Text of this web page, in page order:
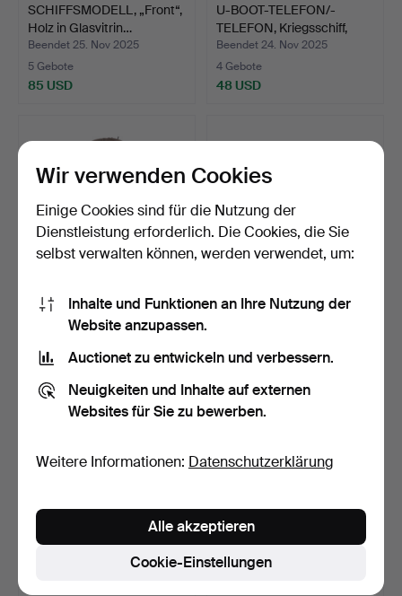
SCHIFFSMODELL, „Front“,
Holz in Glasvitrin…
Beendet 25. Nov 2025
5 Gebote
85 USD
U-BOOT-TELEFON/-
TELEFON, Kriegsschiff,
USA…
Beendet 24. Nov 2025
4 Gebote
48 USD
Kaffeeröster mit
Sturmkocher Radius, 20.
J…
35 Gebote
741 USD
Schiffsmodell, „Nancy“,
58 USD
Wir verwenden Cookies
Einige Cookies sind für die Nutzung der
Dienstleistung erforderlich. Die Cookies, die Sie
selbst verwalten können, werden verwendet, um:
Inhalte und Funktionen an Ihre Nutzung der
Website anzupassen.
Auctionet zu entwickeln und verbessern.
Neuigkeiten und Inhalte auf externen
Websites für Sie zu bewerben.
Weitere Informationen: Datenschutzerklärung
Cookie-Einstellungen
Alle akzeptieren